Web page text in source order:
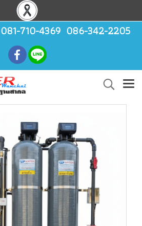
710-4369 086-342-2205